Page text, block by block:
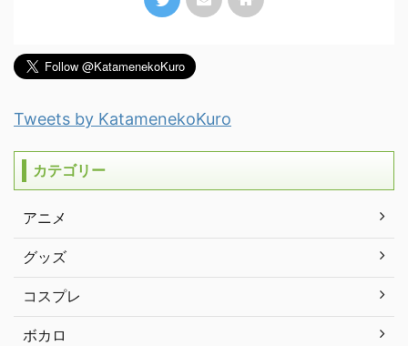
Tweets by KatamenekoKuro
カテゴリー
アニメ
グッズ
コスプレ
ボカロ